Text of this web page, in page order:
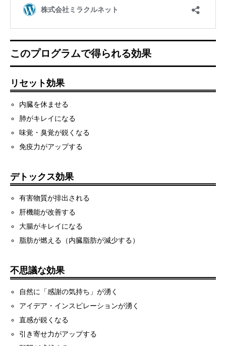
このプログラムで得られる効果
リセット効果
内臓を休ませる
肺がキレイになる
味覚・臭覚が鋭くなる
免疫力がアップする
デトックス効果
有害物質が排出される
肝機能が改善する
大腸がキレイになる
脂肪が燃える（内臓脂肪が減少する）
不思議な効果
自然に「感謝の気持ち」が湧く
アイデア・インスピレーションが湧く
直感が鋭くなる
引き寄せ力がアップする